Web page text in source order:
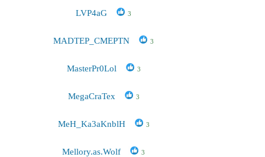
LVP4aG 3
MADTEP_CMEPTN 3
MasterPr0Lol 3
MegaCraTex 3
MeH_Ka3aKnblH 3
Mellory.as.Wolf 3